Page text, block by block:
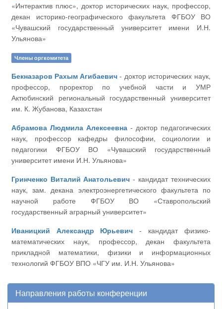
«Интерактив плюс», доктор исторических наук, профессор,
декан историко-географического факультета ФГБОУ ВО
«Чувашский государственный университет имени И.Н.
Ульянова»
Члены оргкомитета
Бекназаров Рахым Агибаевич
профессор, проректор по учебной части и УМР
Актюбинский региональный государственный университет
им. К. Жубанова, Казахстан
Абрамова Людмила Алексеевна
наук, профессор кафедры философии, социологии и
педагогики ФГБОУ ВО «Чувашский государственный
университет имени И.Н. Ульянова»
Гринченко Виталий Анатольевич
наук, зам. декана электроэнергетического факультета по
научной работе ФГБОУ ВО «Ставропольский
государственный аграрный университет»
Иваницкий Александр Юрьевич
математических наук, профессор, декан факультета
прикладной математики, физики и информационных
технологий ФГБОУ ВПО «ЧГУ им. И.Н. Ульянова»
Направления работы конференции